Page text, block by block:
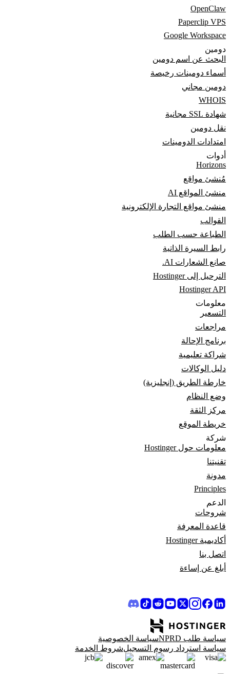
OpenClaw
Paperclip VPS
Google Workspace
دومين
البحث عن اسم دومين
أسماء دومينات رخيصة
دومين مجاني
WHOIS
شهادة SSL مجانية
نقل دومين
امتدادات الدومينات
أدوات
Horizons
مُنشئ مواقع
منشئ المواقع AI
منشئ مواقع التجارة الإلكترونية
القوالب
الطباعة حسب الطلب
رابط السيرة الذاتية
صانع الشعارات AI.
الترحيل إلى Hostinger
Hostinger API
معلومات
التسعير
مراجعات
برنامج الإحالة
شراكة تعليمية
دليل الوكالات
خارطة الطريق (إنجليزية)
وضع النظام
مركز الثقة
خريطة الموقع
شركة
معلومات حول Hostinger
تقنيتنا
مدونة
Principles
الدعم
شروحات
قاعدة المعرفة
أكاديمية Hostinger
اتصل بنا
أبلغ عن إساءة
سياسة طلب NPRD
سياسة الخصوصية
سياسة استرداد رسوم التسجيلشروط الخدمة